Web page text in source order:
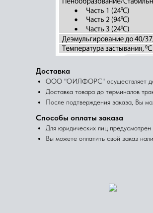
Доставка
ООО "ОИЛФОРС" осуществляет
Доставка товара до терминалов
После подтверждения заказа, Вы
Способы оплаты заказа
Для юридических лиц
Вы можете оплатить свой заказ